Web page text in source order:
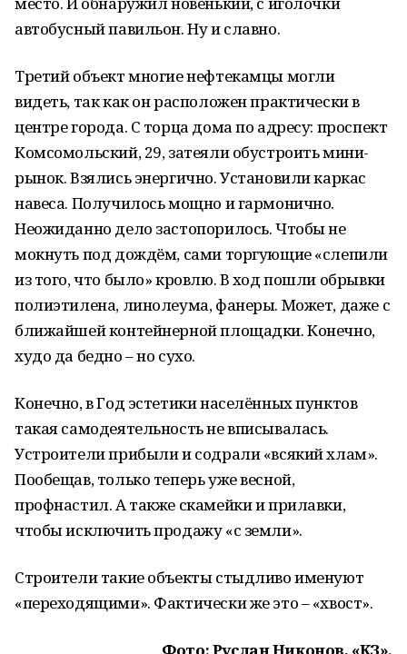
автобусный павильон. Ну и славно.
Третий объект многие нефтекамцы могли
видеть, так как он расположен практически в
центре города. С торца дома по адресу: проспект
Комсомольский, 29, затеяли обустроить мини-
рынок. Взялись энергично. Установили каркас
навеса. Получилось мощно и гармонично.
Неожиданно дело застопорилось. Чтобы не
мокнуть под дождём, сами торгующие «слепили
из того, что было» кровлю. В ход пошли обрывки
полиэтилена, линолеума, фанеры. Может, даже с
ближайшей контейнерной площадки. Конечно,
худо да бедно – но сухо.
Конечно, в Год эстетики населённых пунктов
такая самодеятельность не вписывалась.
Устроители прибыли и содрали «всякий хлам».
Пообещав, только теперь уже весной,
профнастил. А также скамейки и прилавки,
чтобы исключить продажу «с земли».
Строители такие объекты стыдливо именуют
«переходящими». Фактически же это – «хвост».